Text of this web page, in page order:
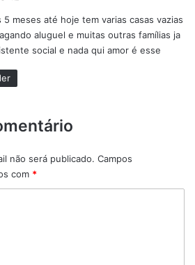
meses até hoje tem varias casas vazias
aluguel e muitas outras famílias ja
social e nada qui amor é esse
não será publicado. Campos
com *